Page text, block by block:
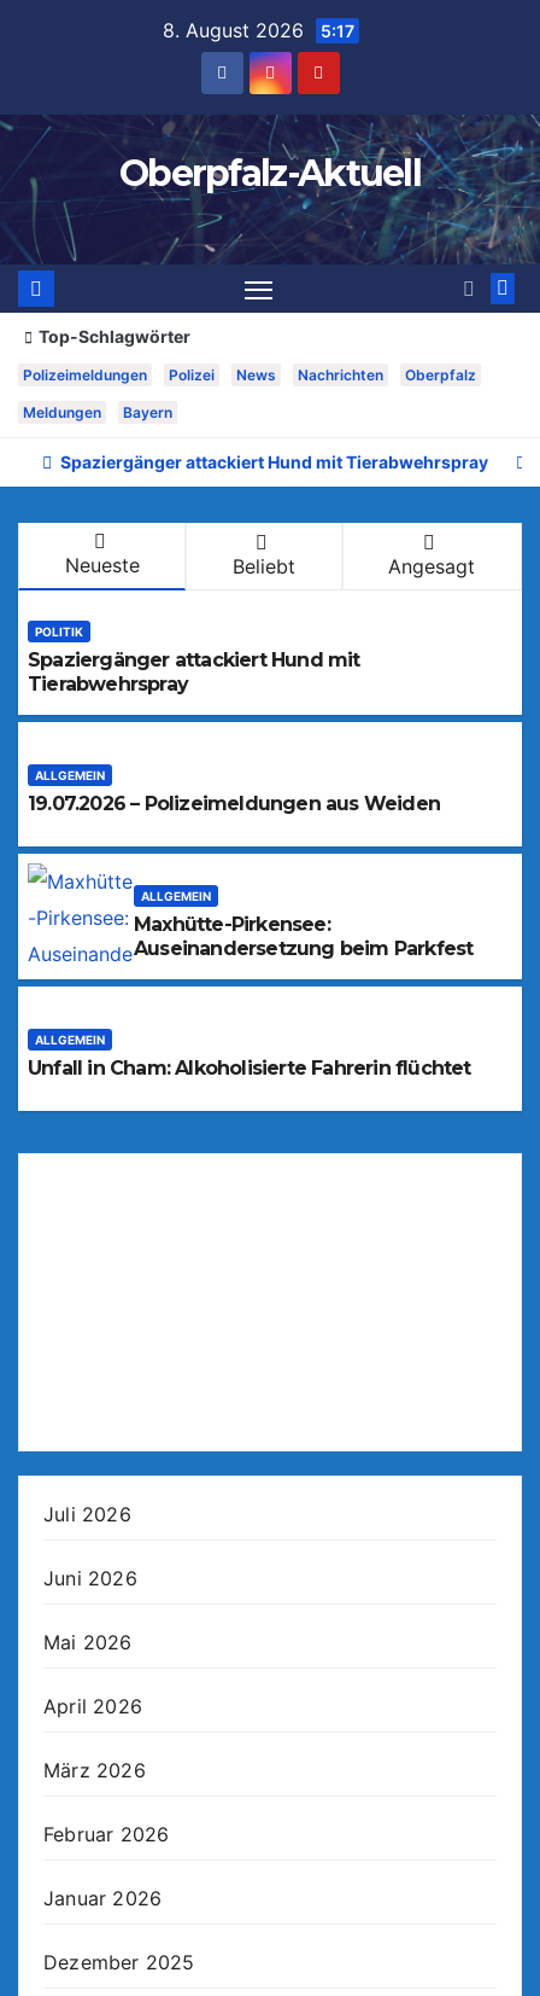
8. August 2026 5:17
Oberpfalz-Aktuell
Top-Schlagwörter
Polizeimeldungen Polizei News Nachrichten Oberpfalz
Meldungen Bayern
Spaziergänger attackiert Hund mit Tierabwehrspray
Neueste Beliebt Angesagt
POLITIK
Spaziergänger attackiert Hund mit
Tierabwehrspray
ALLGEMEIN
19.07.2026 – Polizeimeldungen aus Weiden
ALLGEMEIN
Maxhütte-Pirkensee:
Auseinandersetzung beim Parkfest
ALLGEMEIN
Unfall in Cham: Alkoholisierte Fahrerin flüchtet
Juli 2026
Juni 2026
Mai 2026
April 2026
März 2026
Februar 2026
Januar 2026
Dezember 2025